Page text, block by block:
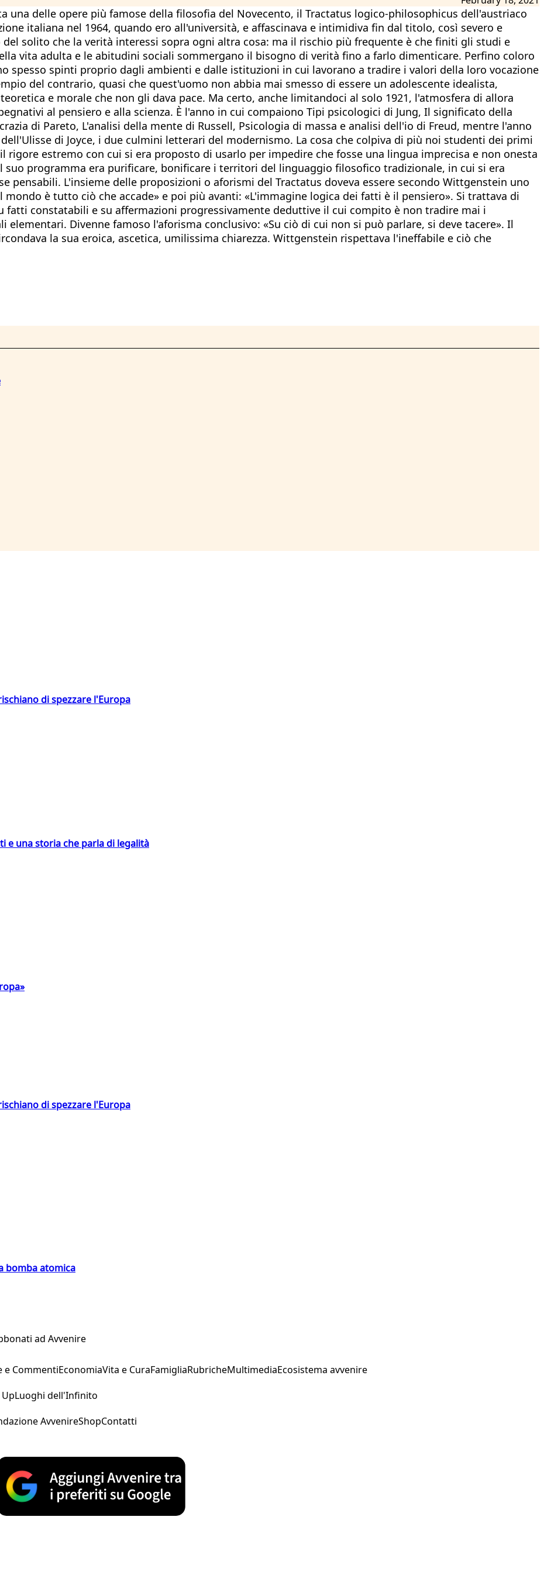
una delle opere più famose della filosofia del Novecento, il Tractatus logico-philosophicus dell'austriaco
italiana nel 1964, quando ero all'università, e affascinava e intimidiva fin dal titolo, così severo e
solito che la verità interessi sopra ogni altra cosa: ma il rischio più frequente è che finiti gli studi e
vita adulta e le abitudini sociali sommergano il bisogno di verità fino a farlo dimenticare. Perfino coloro
spesso spinti proprio dagli ambienti e dalle istituzioni in cui lavorano a tradire i valori della loro vocazione
del contrario, quasi che quest'uomo non abbia mai smesso di essere un adolescente idealista,
e morale che non gli dava pace. Ma certo, anche limitandoci al solo 1921, l'atmosfera di allora
al pensiero e alla scienza. È l'anno in cui compaiono Tipi psicologici di Jung, Il significato della
di Pareto, L'analisi della mente di Russell, Psicologia di massa e analisi dell'io di Freud, mentre l'anno
di Joyce, i due culmini letterari del modernismo. La cosa che colpiva di più noi studenti dei primi
estremo con cui si era proposto di usarlo per impedire che fosse una lingua imprecisa e non onesta
programma era purificare, bonificare i territori del linguaggio filosofico tradizionale, in cui si era
pensabili. L'insieme delle proposizioni o aforismi del Tractatus doveva essere secondo Wittgenstein uno
è tutto ciò che accade» e poi più avanti: «L'immagine logica dei fatti è il pensiero». Si trattava di
constatabili e su affermazioni progressivamente deduttive il cui compito è non tradire mai i
Divenne famoso l'aforisma conclusivo: «Su ciò di cui non si può parlare, si deve tacere». Il
la sua eroica, ascetica, umilissima chiarezza. Wittgenstein rispettava l'ineffabile e ciò che
di spezzare l'Europa
e una storia che parla di legalità
di spezzare l'Europa
bomba atomica
ad Avvenire
e CommentiEconomiaVita e CuraFamigliaRubricheMultimediaEcosistema avvenire
Luoghi dell'Infinito
AvvenireShopContatti